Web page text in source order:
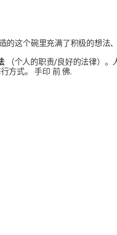
这个碗里充满了积极的想法、
（个人的职责/良好的法律）。
行方式。手印 前佛.